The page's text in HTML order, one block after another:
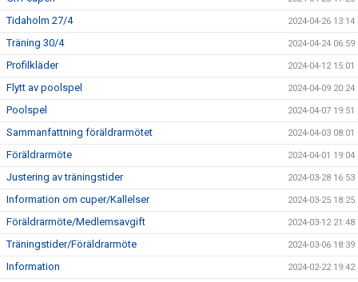
Tidaholm 27/4 2024-04-26 13:14
Träning 30/4 2024-04-24 06:59
Profilkläder 2024-04-12 15:01
Flytt av poolspel 2024-04-09 20:24
Poolspel 2024-04-07 19:51
Sammanfattning föräldrarmötet 2024-04-03 08:01
Föräldrarmöte 2024-04-01 19:04
Justering av träningstider 2024-03-28 16:53
Information om cuper/Kallelser 2024-03-25 18:25
Föräldrarmöte/Medlemsavgift 2024-03-12 21:48
Träningstider/Föräldrarmöte 2024-03-06 18:39
Information 2024-02-22 19:42